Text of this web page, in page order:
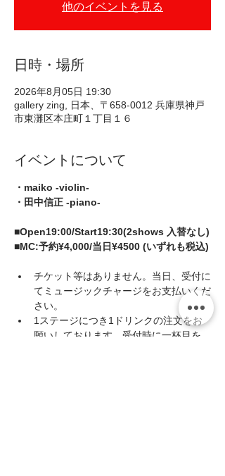
他のイベントを見る
日時・場所
2026年8月05日 19:30
gallery zing, 日本、〒658-0012 兵庫県神戸
市東灘区本庄町１丁目１６
イベントについて
・maiko -violin-
・田中信正 -piano-
■Open19:00/Start19:30(2shows 入替なし)
■MC:予約¥4,000/当日¥4500 (いずれも税込)
チケット等はありません。当日、受付に
てミュージックチャージをお支払いくだ
さい。
1ステージにつき1ドリンクの注文をお
願いしております。受付時に一杯目を、